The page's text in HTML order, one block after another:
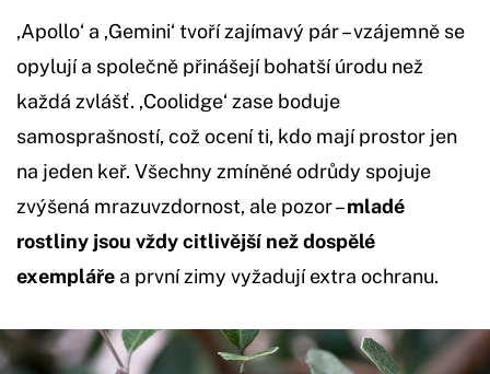
‚Apollo‘ a ‚Gemini‘ tvoří zajímavý pár – vzájemně se
opylují a společně přinášejí bohatší úrodu než
každá zvlášť. ‚Coolidge‘ zase boduje
samosprašností, což ocení ti, kdo mají prostor jen
na jeden keř. Všechny zmíněné odrůdy spojuje
zvýšená mrazuvzdornost, ale pozor –mladé
rostliny jsou vždy citlivější než dospělé
exempláře a první zimy vyžadují extra ochranu.